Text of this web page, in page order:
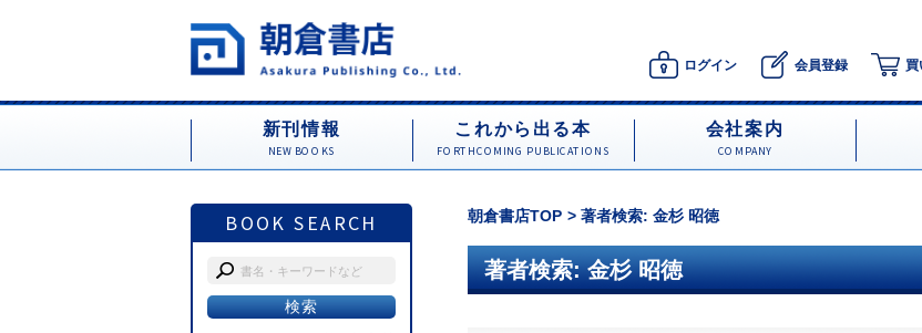
ログイン 会員登録 買
新刊情報
NEW BOOKS
これから出る本
FORTHCOMING PUBLICATIONS
会社案内
COMPANY
BOOK SEARCH 朝倉書店TOP 著者検索: 金杉 昭徳
著者検索: 金杉 昭徳